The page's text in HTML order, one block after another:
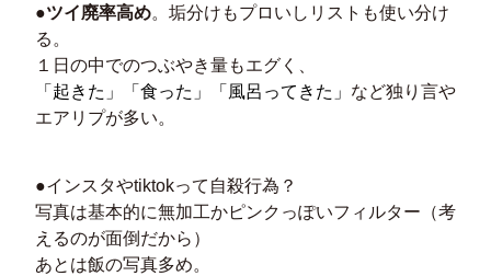
●ツイ廃率高め。垢分けもプロいしリストも使い分け
る。
１日の中でのつぶやき量もエグく、
「起きた」「食った」「風呂ってきた」 など独り言や
エアリプが多い。
●インスタやtiktokって自殺行為？
写真は基本的に無加工かピンクっぽいフィルター（考
えるのが面倒だから）
あとは飯の写真多め。